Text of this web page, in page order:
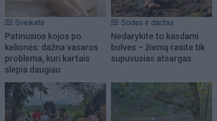
Sveikata
Patinusios kojos po
kelionės: dažna vasaros
problema, kuri kartais
slepia daugiau
Sodas ir daržas
Nedarykite to kasdami
bulves – žiemą rasite tik
supuvusias atsargas